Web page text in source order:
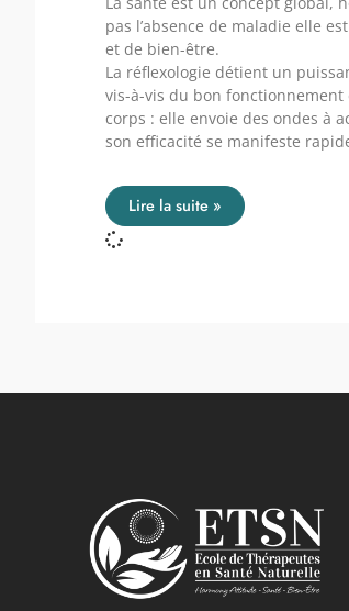
pas l’absence de maladie elle
et de bien-être.
La réflexologie détient un
vis-à-vis du bon fonctionnement
corps : elle envoie des ondes à
son efficacité se manifeste
Lire la suite »